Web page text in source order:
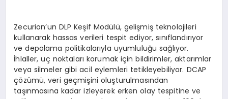
Zecurion’un DLP Keşif Modülü, gelişmiş teknolojileri
kullanarak hassas verileri tespit ediyor, sınıflandırıyor
ve depolama politikalarıyla uyumluluğu sağlıyor.
İhlaller, uç noktaları korumak için bildirimler, aktarımlar
veya silmeler gibi acil eylemleri tetikleyebiliyor. DCAP
çözümü, veri geçmişini oluşturulmasından
taşınmasına kadar izleyerek erken olay tespitine ve